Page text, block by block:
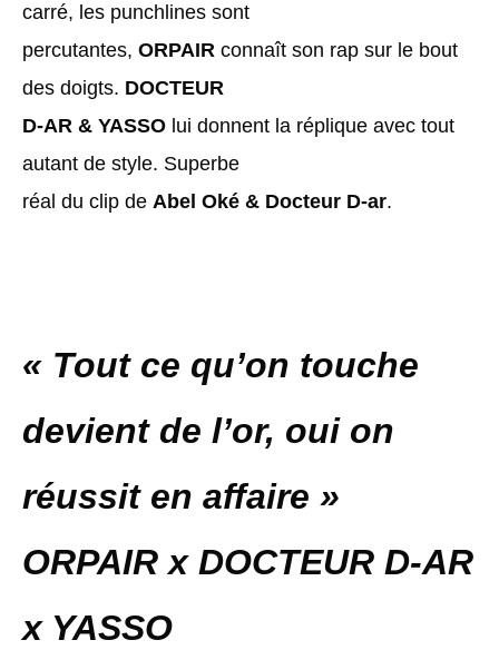
carré, les punchlines sont
percutantes, ORPAIR connaît son rap sur le bout
des doigts. DOCTEUR
D-AR & YASSO lui donnent la réplique avec tout
autant de style. Superbe
réal du clip de Abel Oké & Docteur D-ar.
« Tout ce qu’on touche
devient de l’or, oui on
réussit en affaire »
ORPAIR x DOCTEUR D-AR
x YASSO